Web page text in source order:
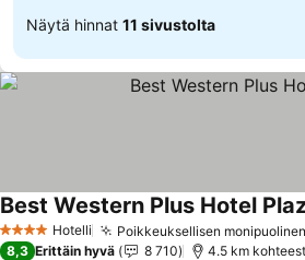
Näytä hinnat 11 sivustolta
4 Tähtiluokitus
Hotelli Poikkeuksellisen
Best Western Plus Hotel
8,3 Erittäin hyvä 8 710 4.5 km